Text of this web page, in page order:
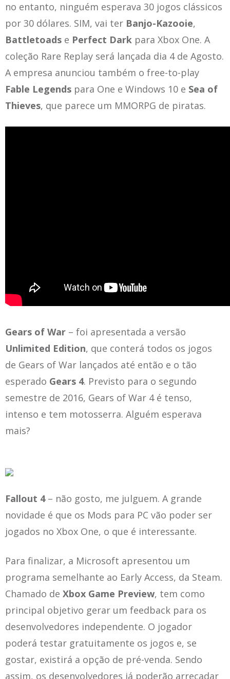
no entanto, ninguém esperava 30 jogos clássicos
por 30 dólares. SIM, vai ter Banjo-Kazooie,
Battletoads e Perfect Dark para Xbox One. A
coleção Rare Replay será lançada dia 4 de Agosto.
A empresa anunciou também o free-to-play
Fable Legends para One e Windows 10 e Sea of
Thieves, que parece um MMORPG de piratas.
Gears of War – foi apresentada a versão
Unlimited Edition, que conterá todos os jogos
de Gears of War lançados até então e o tão
esperado Gears 4. Previsto para o segundo
semestre de 2016, Gears of War 4 é tenso,
intenso e tem motosserra. Alguém esperava
mais?
Fallout 4 – não gosto, me julguem. A grande
novidade é que os Mods para PC vão poder ser
jogados no Xbox One, o que é interessante.
Para finalizar, a Microsoft apresentou um
programa semelhante ao Early Access, da Steam.
Chamado de Xbox Game Preview, tem como
principal objetivo gerar um feedback para os
desenvolvedores independente. O jogador
poderá testar gratuitamente os jogos e, se
gostar, existirá a opção de pré-venda. Sendo
assim, os desenvolvedores já poderão arrecadar